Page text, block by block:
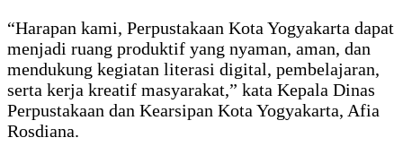
“Harapan kami, Perpustakaan Kota Yogyakarta dapat
menjadi ruang produktif yang nyaman, aman, dan
mendukung kegiatan literasi digital, pembelajaran,
serta kerja kreatif masyarakat,” kata Kepala Dinas
Perpustakaan dan Kearsipan Kota Yogyakarta, Afia
Rosdiana.